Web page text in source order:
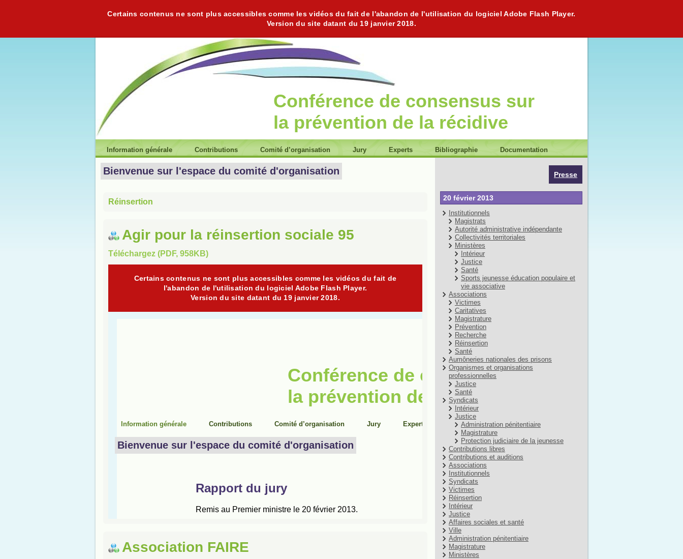
Certains contenus ne sont plus accessibles comme les vidéos du fait de l'abandon de l'utilisation du logiciel Adobe Flash Player.
Version du site datant du 19 janvier 2018.
Conférence de consensus sur
la prévention de la récidive
Information générale Contributions Comité d’organisation Jury Experts Bibliographie Documentation
Bienvenue sur l'espace du comité d'organisation
Réinsertion
Agir pour la réinsertion sociale 95
Téléchargez (PDF, 958KB)
Association FAIRE
Presse
20 février 2013
Institutionnels
Magistrats
Autorité administrative indépendante
Collectivités territoriales
Ministères
Intérieur
Justice
Santé
Sports jeunesse éducation populaire et
vie associative
Associations
Victimes
Caritatives
Magistrature
Prévention
Recherche
Réinsertion
Santé
Aumôneries nationales des prisons
Organismes et organisations
professionnelles
Justice
Santé
Syndicats
Intérieur
Justice
Administration pénitentiaire
Magistrature
Protection judiciaire de la jeunesse
Contributions libres
Contributions et auditions
Associations
Institutionnels
Syndicats
Victimes
Réinsertion
Intérieur
Justice
Affaires sociales et santé
Ville
Administration pénitentiaire
Magistrature
Ministères